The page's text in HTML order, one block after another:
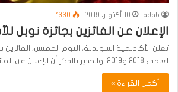
adab 10 أكتوبر، 2019 1٬330
الإعلان عن الفائزين بجائزة نوبل
تعلن الأكاديمية السويدية، اليوم الخميس، الفائزين
لعامي 2018 و2019. والجدير بالذكر أن الإعلان عن الفائز بجائزة نوبل…
أكمل القراءة »